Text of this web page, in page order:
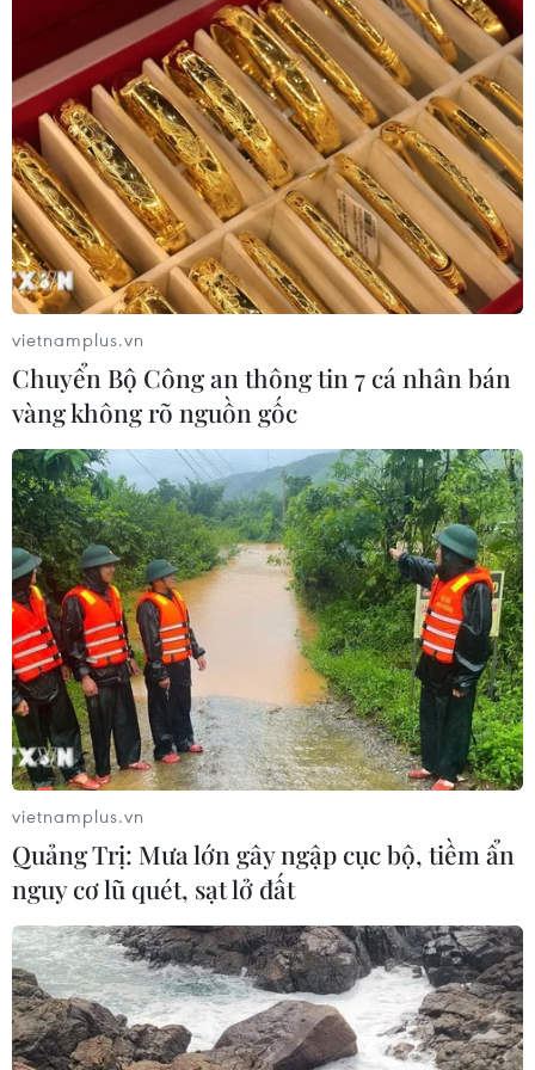
Nam Á, sẽ đi vào hoạt động và phát lên lưới điện quốc
gia cuối tháng 6/2019.
Hàng loạt sai phạm quản lý đất tại vùng dự
án nhà máy điện Phú Mỹ
07/05/2019 14:49
Lãnh đạo xã Mỹ Thắng cho thuê đất không đúng quy
định, không có hợp đồng với người thuê đất, không tổ
chức đấu thầu cho thuê đất, hầu hết người ở địa
phương khác đến thuê đất là không đúng quy định.
vietnamplus.vn
Chuyển Bộ Công an thông tin 7 cá nhân bán
vàng không rõ nguồn gốc
vietnamplus.vn
Quảng Trị: Mưa lớn gây ngập cục bộ, tiềm ẩn
nguy cơ lũ quét, sạt lở đất